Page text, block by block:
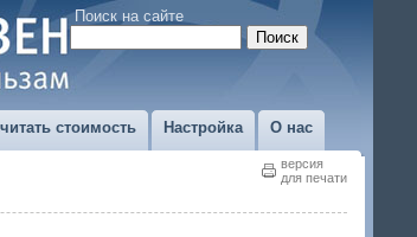
Поиск на сайте
стоимость Настройка О нас
версия
для печати